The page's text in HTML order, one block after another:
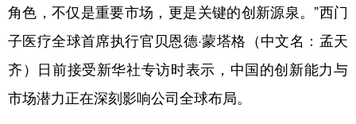
浙江 安徽 江西
山东 河南 湖北
角色，不仅是重要市场，更是关键的创新源泉。”西门
子医疗全球首席执行官贝恩德·蒙塔格（中文名：孟天
齐）日前接受新华社专访时表示，中国的创新能力与
市场潜力正在深刻影响公司全球布局。